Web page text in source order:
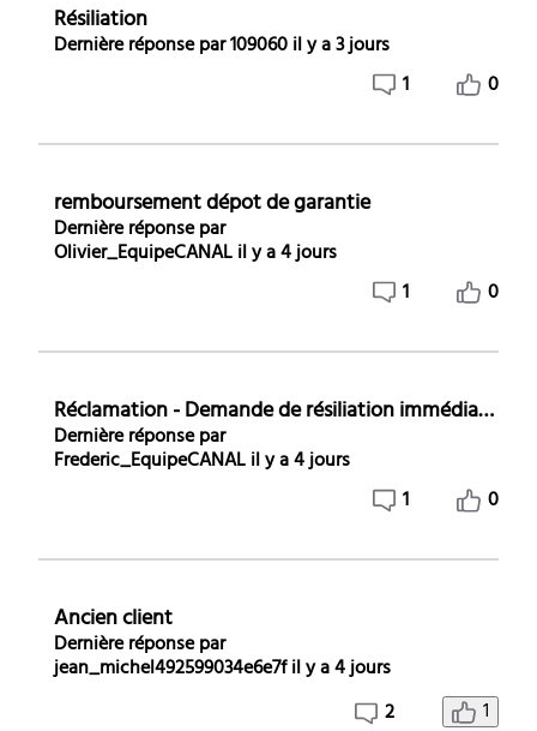
Résiliation
Dernière réponse par109060 il y a 3 jours
1
0
remboursement dépot de garantie
Dernière réponse par
Olivier_EquipeCANAL il y a 4 jours
1
0
Réclamation - Demande de résiliation immédiate et annulation de l’engagement
Dernière réponse par
Frederic_EquipeCANAL il y a 4 jours
1
0
Ancien client
Dernière réponse par
jean_michel492599034e6e7f il y a 4 jours
2
1